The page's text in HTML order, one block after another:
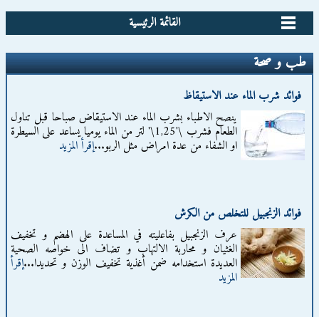
القائمة الرئيسية
طب و صحة
فوائد شرب الماء عند الاستيقاظ
ينصح الاطباء بشرب الماء عند الاستيقاض صباحا قبل تناول
الطعام فشرب \'1,25\' لتر من الماء يوميا يساعد على السيطرة
او الشفاء من عدة امراض مثل الربو...إقرأ المزيد
فوائد الزنجبيل للتخلص من الكرش
عرف الزنجبيل بفاعليته في المساعدة على الهضم و تخفيف
الغثيان و محاربة الالتهاب و تضاف الى خواصه الصحية
العديدة استخدامه ضمن أغذية تخفيف الوزن و تحديدا...إقرأ
المزيد